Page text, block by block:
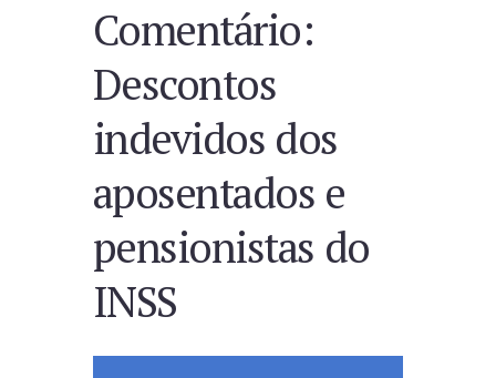
Comentário:
Descontos
indevidos dos
aposentados e
pensionistas do
INSS